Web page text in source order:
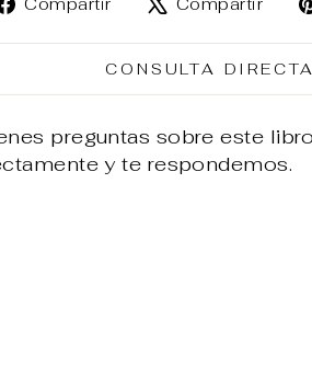
CONSULTA DIRECTA
preguntas sobre este
y te respondemos.